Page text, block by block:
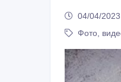
04/04/2023
Фото,